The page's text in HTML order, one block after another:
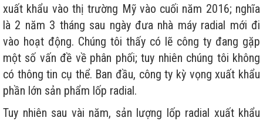
xuất khẩu vào thị trường Mỹ vào cuối năm 2016; nghĩa
là 2 năm 3 tháng sau ngày đưa nhà máy radial mới đi
vào hoạt động. Chúng tôi thấy có lẽ công ty đang gặp
một số vấn đề về phân phối; tuy nhiên chúng tôi không
có thông tin cụ thể. Ban đầu, công ty kỳ vọng xuất khẩu
phần lớn sản phẩm lốp radial.
Tuy nhiên sau vài năm, sản lượng lốp radial xuất khẩu